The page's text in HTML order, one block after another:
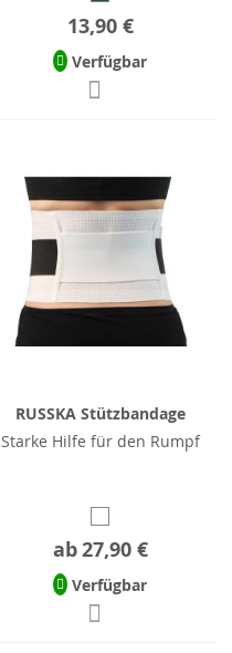
13,90 €
Verfügbar
RUSSKA Stützbandage
Starke Hilfe für den Rumpf
ab27,90 €
Verfügbar